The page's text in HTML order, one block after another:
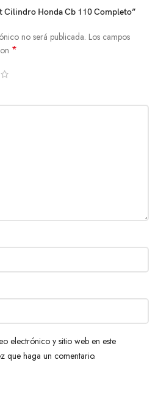
Cilindro Honda Cb 110 Completo”
no será publicada. Los campos
*
electrónico y sitio web en este
que haga un comentario.